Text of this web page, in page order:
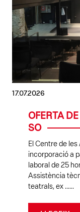
17.07.2026
OFERTA
SO
El Centre de
incorporació a
laboral de 25
Assistència
teatrals, ex ......